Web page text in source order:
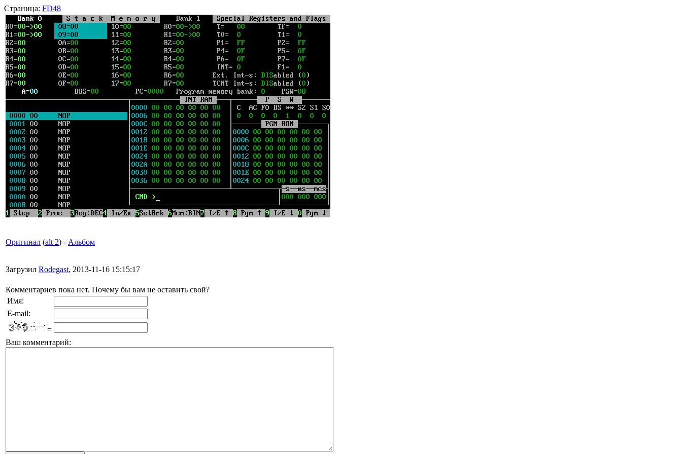
Страница: FD48
Оригинал (alt 2) - Альбом
Загрузил Rodegast, 2013-11-16 15:15:17
Комментариев пока нет. Почему бы вам не оставить свой?
Имя:
E-mail:
=
Ваш комментарий: